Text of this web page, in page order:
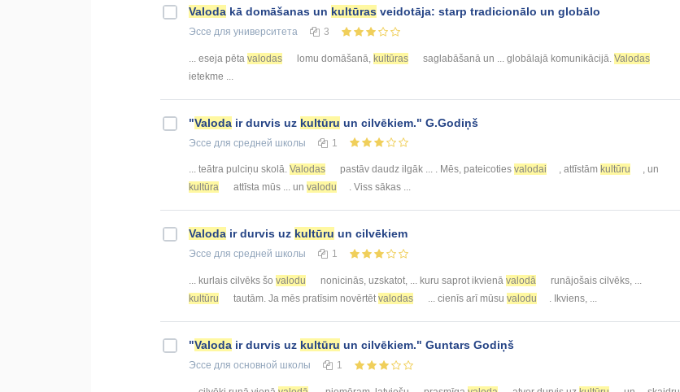
Valoda kā domāšanas un kultūras veidotāja: starp tradicionālo un globālo
Эссе для университета 3
... eseja pēta valodas lomu domāšanā, kultūras saglabāšanā un ... globālajā komunikācijā. Valodas
ietekme ...
"Valoda ir durvis uz kultūru un cilvēkiem." G.Godiņš
Эссе для средней школы 1
... teātra pulciņu skolā. Valodas pastāv daudz ilgāk ... . Mēs, pateicoties valodai , attīstām kultūru
, un
kultūra
attīsta mūs ... un valodu . Viss sākas ...
Valoda ir durvis uz kultūru un cilvēkiem
Эссе для средней школы 1
... kurlais cilvēks šo valodu nonicinās, uzskatot, ... kuru saprot ikvienā valodā
runājošais cilvēks, ...
kultūru
tautām. Ja mēs pratīsim novērtētvalodas ... cienīs arī mūsu valodu . Ikviens, ...
"Valoda ir durvis uz kultūru un cilvēkiem." Guntars Godiņš
Эссе для основной школы 1